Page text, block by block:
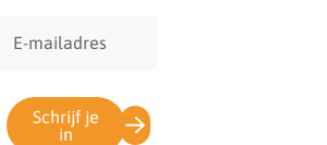
mailadres
Schrijf je
in